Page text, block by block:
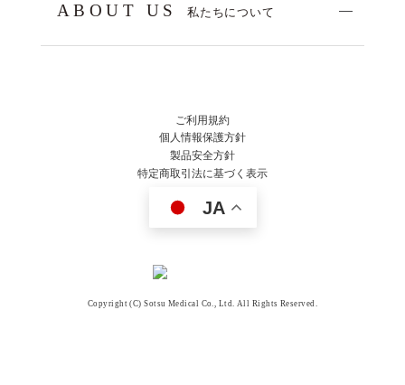
ABOUT US 私たちについて
ご利用規約
個人情報保護方針
製品安全方針
特定商取引法に基づく表示
JA
Copyright (C) Sotsu Medical Co., Ltd. All Rights Reserved.